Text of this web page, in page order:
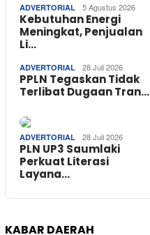
ADVERTORIAL 5 Agustus 2026
Kebutuhan Energi
Meningkat, Penjualan
Li…
ADVERTORIAL 28 Juli 2026
PPLN Tegaskan Tidak
Terlibat Dugaan Tran…
ADVERTORIAL 28 Juli 2026
PLN UP3 Saumlaki
Perkuat Literasi
Layana…
KABAR DAERAH